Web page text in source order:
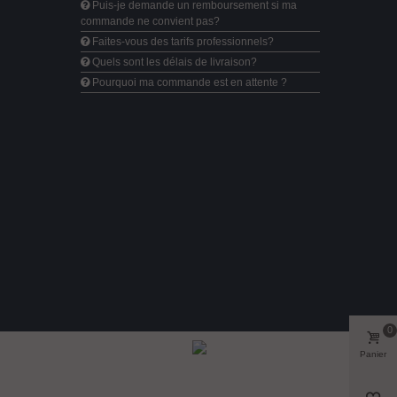
Puis-je demande un remboursement si ma
commande ne convient pas?
Faites-vous des tarifs professionnels?
Quels sont les délais de livraison?
Pourquoi ma commande est en attente ?
Panier
0